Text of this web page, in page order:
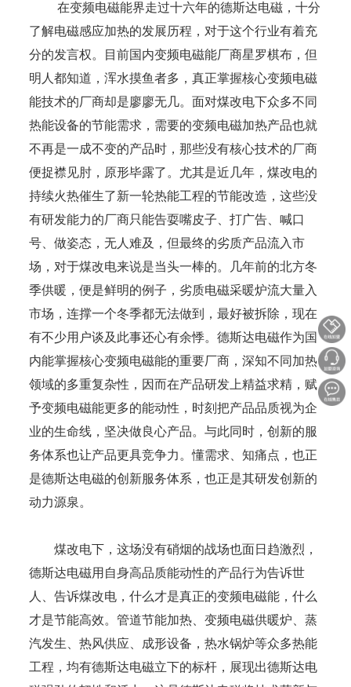
在变频电磁能界走过十六年的德斯达电磁，十分
了解电磁感应加热的发展历程，对于这个行业有着充
分的发言权。目前国内变频电磁能厂商星罗棋布，但
明人都知道，浑水摸鱼者多，真正掌握核心变频电磁
能技术的厂商却是廖廖无几。面对煤改电下众多不同
热能设备的节能需求，需要的变频电磁加热产品也就
不再是一成不变的产品时，那些没有核心技术的厂商
便捉襟见肘，原形毕露了。尤其是近几年，煤改电的
持续火热催生了新一轮热能工程的节能改造，这些没
有研发能力的厂商只能告耍嘴皮子、打广告、喊口
号、做姿态，无人难及，但最终的劣质产品流入市
场，对于煤改电来说是当头一棒的。几年前的北方冬
季供暖，便是鲜明的例子，劣质电磁采暖炉流大量入
市场，连撑一个冬季都无法做到，最好被拆除，现在
有不少用户谈及此事还心有余悸。德斯达电磁作为国
内能掌握核心变频电磁能的重要厂商，深知不同加热
领域的多重复杂性，因而在产品研发上精益求精，赋
予变频电磁能更多的能动性，时刻把产品品质视为企
业的生命线，坚决做良心产品。与此同时，创新的服
务体系也让产品更具竞争力。懂需求、知痛点，也正
是德斯达电磁的创新服务体系，也正是其研发创新的
动力源泉。
煤改电下，这场没有硝烟的战场也面日趋激烈，
德斯达电磁用自身高品质能动性的产品行为告诉世
人、告诉煤改电，什么才是真正的变频电磁能，什么
才是节能高效。管道节能加热、变频电磁供暖炉、蒸
汽发生、热风供应、成形设备，热水锅炉等众多热能
工程，均有德斯达电磁立下的标杆，展现出德斯达电